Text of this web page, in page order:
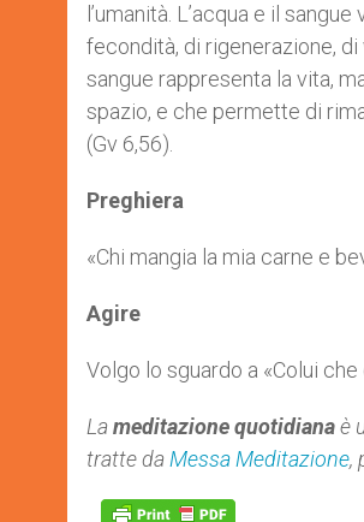
l’umanità. L’acqua e il
fecondità, di rigenerazione,
sangue rappresenta la vita,
spazio, e che permette di
(Gv 6,56).
Preghiera
«Chi mangia la mia carne e
Agire
Volgo lo sguardo a «Colui
Lameditazione quotidianaè
tratte da Messa Meditazione,